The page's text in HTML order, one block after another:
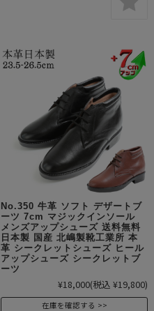
No.350 牛革 ソフト デザートブ
ーツ 7cm マジックインソール
メンズアップシューズ 送料無料
日本製 国産 北嶋製靴工業所 本
革 シークレットシューズ ヒール
アップシューズ シークレットブ
ーツ
¥18,000(税込 ¥19,800)
在庫を確認する